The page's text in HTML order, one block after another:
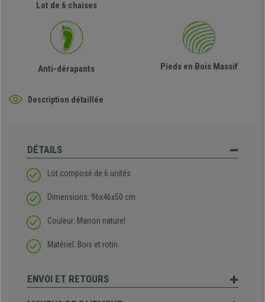
Lot de 6 chaises
Anti-dérapants Pieds en Bois Massif
Description détaillée
DÉTAILS
Lot composé de 6 unités
Dimensions: 96x46x50 cm
Couleur: Marron naturel
Matériel: Bois et rotin
ENVOI ET RETOURS